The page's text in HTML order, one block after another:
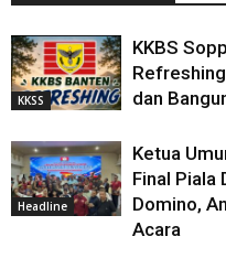
KKSS
KKBS
dan
Headline
Ketua
Final Piala
Domino,
Acara